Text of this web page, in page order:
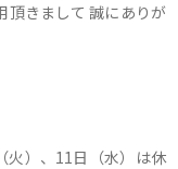
頂きまして 誠にありが
火）、11日（水）は休